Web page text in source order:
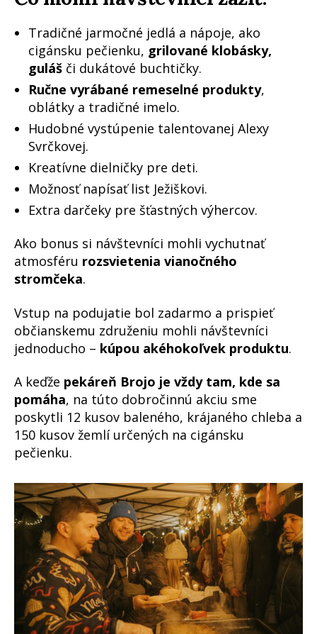
Tradičné jarmočné jedlá a nápoje, ako
cigánsku pečienku, grilované klobásky,
guláš či dukátové buchtičky.
Ručne vyrábané remeselné produkty,
oblátky a tradičné imelo.
Hudobné vystúpenie talentovanej Alexy
Svrčkovej.
Kreatívne dielničky pre deti.
Možnosť napísať list Ježiškovi.
Extra darčeky pre šťastných výhercov.
Ako bonus si návštevníci mohli vychutnať
atmosféru rozsvietenia vianočného
stromčeka.
Vstup na podujatie bol zadarmo a prispieť
občianskemu združeniu mohli návštevníci
jednoducho – kúpou akéhokoľvek produktu.
A keďže pekáreň Brojo je vždy tam, kde sa
pomáha, na túto dobročinnú akciu sme
poskytli 12 kusov baleného, krájaného chleba a
150 kusov žemlí určených na cigánsku
pečienku.